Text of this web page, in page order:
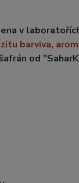
v
barviva,
od